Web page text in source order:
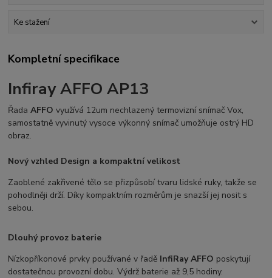
Ke stažení
Kompletní specifikace
Infiray AFFO AP13
ŘadaAFFOvyužívá 12um nechlazený termovizní snímač Vox,
samostatně vyvinutý vysoce výkonný snímač umožňuje ostrý HD
obraz.
Nový vzhled Design a kompaktní velikost
Zaoblené zakřivené tělo se přizpůsobí tvaru lidské ruky, takže se
pohodlněji drží. Díky kompaktním rozměrům je snazší jej nosit s
sebou.
Dlouhý provoz baterie
Nízkopříkonové prvky používané v řadě InfiRay AFFO poskytují
dostatečnou provozní dobu. Výdrž baterie až 9,5 hodiny.